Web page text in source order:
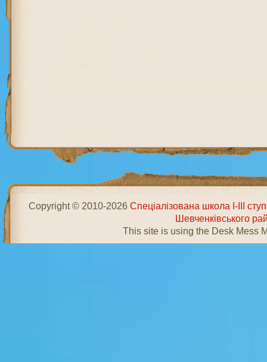
Copyright © 2010-2026Спеціалізована школа І-ІІІ
Шевченківського
This site is using the Desk Mess